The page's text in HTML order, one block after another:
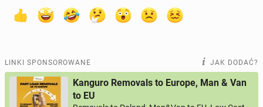
LINKI SPONSOROWANE JAK DODAĆ?
Kanguro Removals to Europe, Man & Van
to EU